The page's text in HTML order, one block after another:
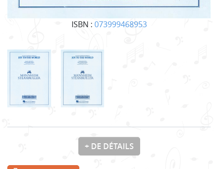
ISBN : 073999468953
+ DE DÉTAILS